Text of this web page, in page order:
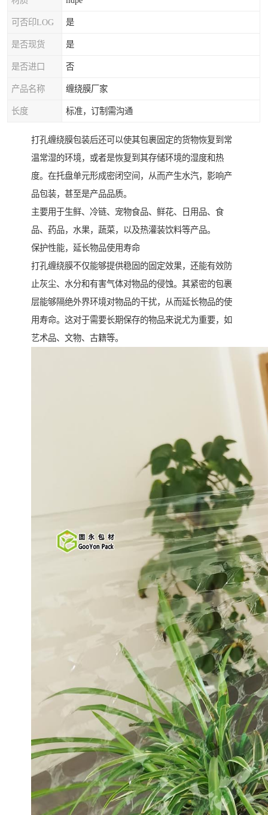
可否印LOG 是
是否现货 是
是否进口 否
产品名称 缠绕膜厂家
长度 标准，订制需沟通
打孔缠绕膜包装后还可以使其包裹固定的货物恢复到常
温常湿的环境，或者是恢复到其存储环境的湿度和热
度。在托盘单元形成密闭空间，从而产生水汽，影响产
品包装，甚至是产品品质。
主要用于生鲜、冷链、宠物食品、鲜花、日用品、食
品、药品，水果，蔬菜，以及热灌装饮料等产品。
保护性能，延长物品使用寿命
打孔缠绕膜不仅能够提供稳固的固定效果，还能有效防
止灰尘、水分和有害气体对物品的侵蚀。其紧密的包裹
层能够隔绝外界环境对物品的干扰，从而延长物品的使
用寿命。这对于需要长期保存的物品来说尤为重要，如
艺术品、文物、古籍等。